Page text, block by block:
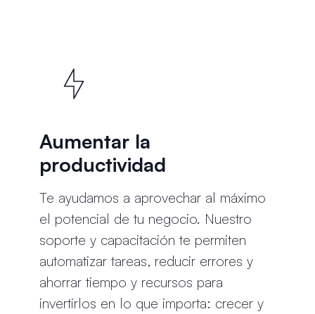
Aumentar la
productividad
Te ayudamos a aprovechar al máximo
el potencial de tu negocio. Nuestro
soporte y capacitación te permiten
automatizar tareas, reducir errores y
ahorrar tiempo y recursos para
invertirlos en lo que importa: crecer y